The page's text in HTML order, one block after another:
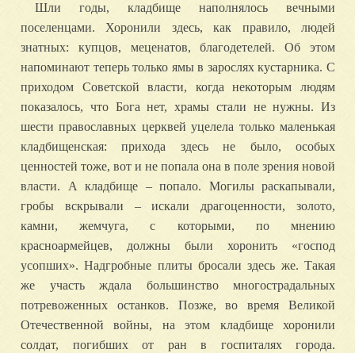
Шли годы, кладбище наполнялось вечными
поселенцами. Хоронили здесь, как правило, людей
знатных: купцов, меценатов, благодетелей. Об этом
напоминают теперь только ямы в зарослях кустарника. С
приходом Советской власти, когда некоторым людям
показалось, что Бога нет, храмы стали не нужны. Из
шести православных церквей уцелела только маленькая
кладбищенская: прихода здесь не было, особых
ценностей тоже, вот и не попала она в поле зрения новой
власти. А кладбище – попало. Могилы раскапывали,
гробы вскрывали – искали драгоценности, золото,
камни, жемчуга, с которыми, по мнению
красноармейцев, должны были хоронить «господ
усопших». Надгробные плиты бросали здесь же. Такая
же участь ждала большинство многострадальных
потревоженных останков. Позже, во время Великой
Отечественной войны, на этом кладбище хоронили
солдат, погибших от ран в госпиталях города.